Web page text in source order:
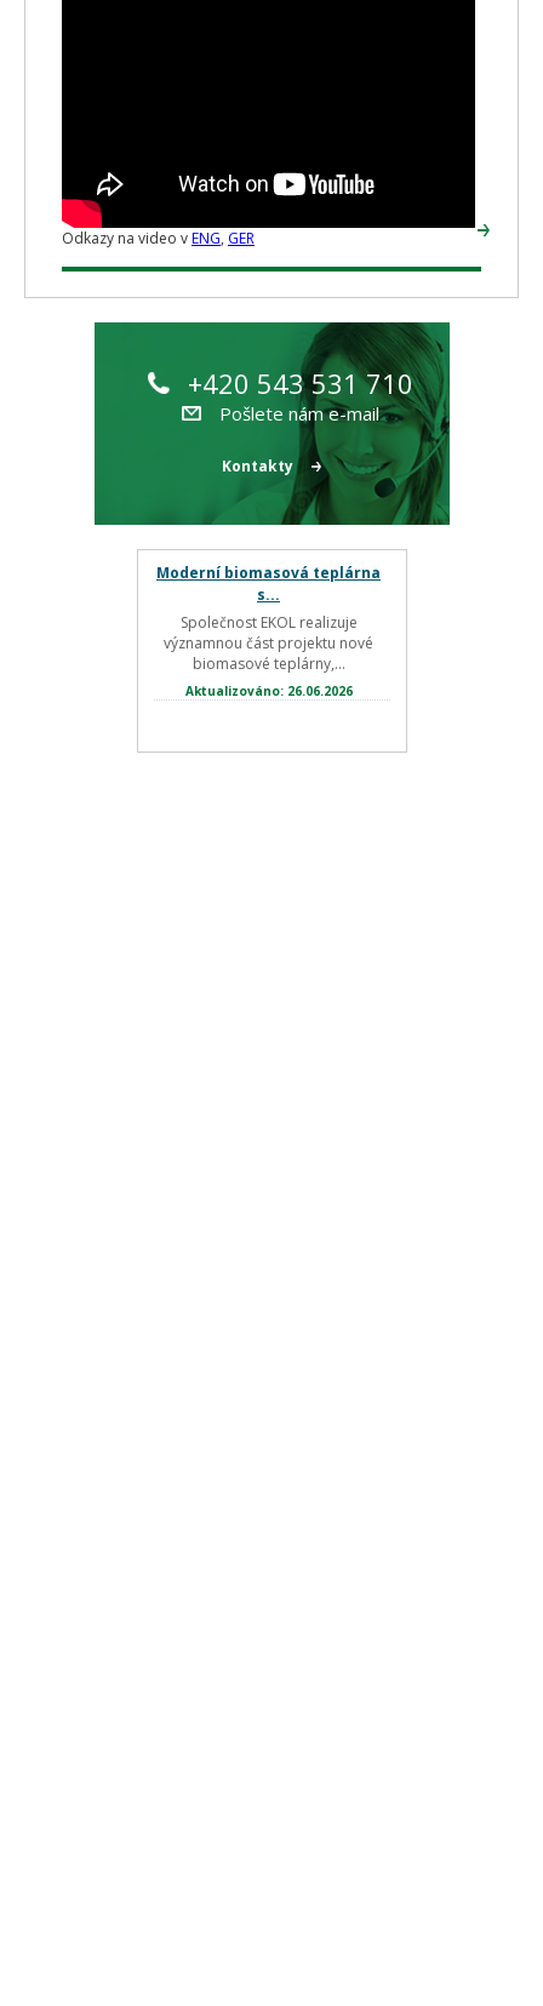
Odkazy na video vENG, GER
+420 543 531 710
Pošlete nám e-mail
Kontakty
Moderní biomasová teplárna
s...
Společnost EKOL realizuje
významnou část projektu nové
biomasové teplárny,...
Aktualizováno: 26.06.2026